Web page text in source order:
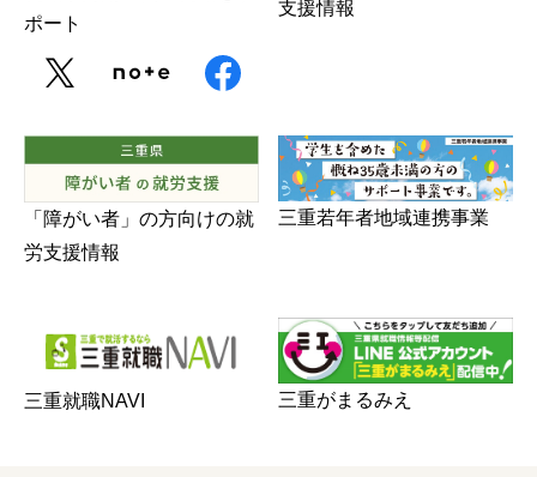
ポート
支援情報
「障がい者」の方向けの就
労支援情報
三重若年者地域連携事業
三重就職NAVI 三重がまるみえ